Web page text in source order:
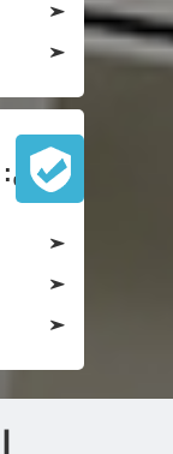
يضمن: